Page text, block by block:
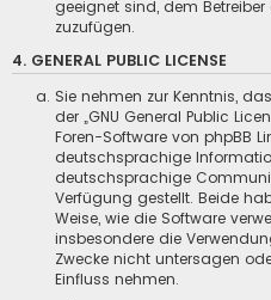
geeignet sind, dem
zuzufügen.
4. GENERAL PUBLIC LICENSE
Sie nehmen zur Kenntnis,
der „GNU General Public
Foren-Software von phpBB
deutschsprachige
deutschsprachige
Verfügung gestellt. Beide
Weise, wie die Software
insbesondere die
Zwecke nicht untersagen
Einfluss nehmen.